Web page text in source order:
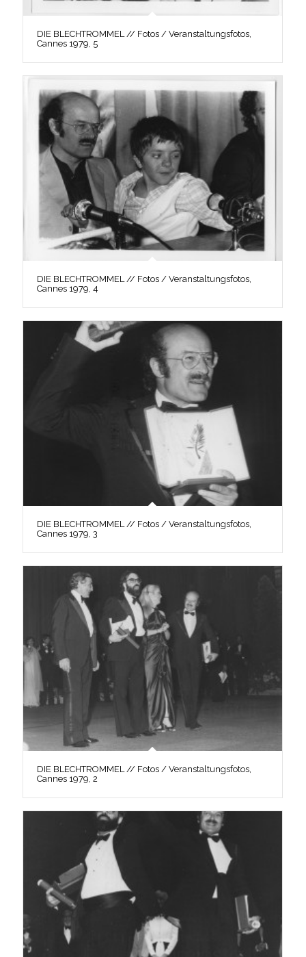
DIE BLECHTROMMEL // Fotos / Veranstaltungsfotos,
Cannes 1979, 5
DIE BLECHTROMMEL // Fotos / Veranstaltungsfotos,
Cannes 1979, 4
DIE BLECHTROMMEL // Fotos / Veranstaltungsfotos,
Cannes 1979, 3
DIE BLECHTROMMEL // Fotos / Veranstaltungsfotos,
Cannes 1979, 2